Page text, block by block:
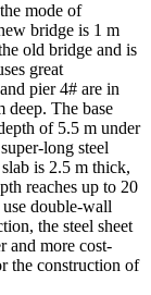
mode of
bridge is 1 m
old bridge and is
great
pier 4# are in
deep. The base
of 5.5 m under
long steel
is 2.5 m thick,
reaches up to 20
double-wall
the steel sheet
and more cost-
the construction of